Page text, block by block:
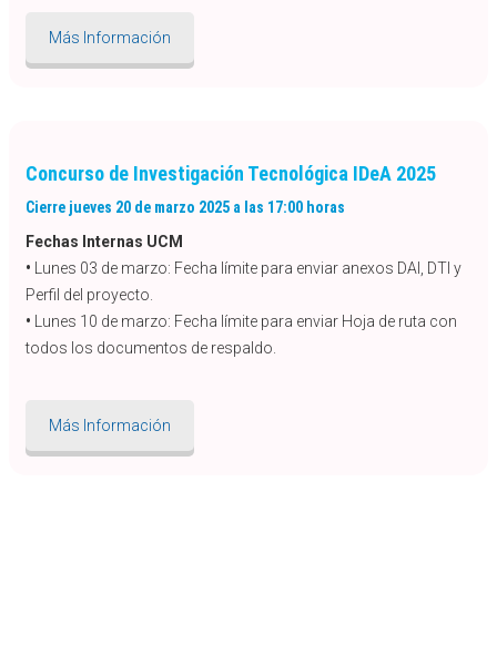
Más Información
Concurso de Investigación Tecnológica IDeA 2025
Cierre jueves 20 de marzo 2025 a las 17:00 horas
Fechas Internas UCM
• Lunes 03 de marzo: Fecha límite para enviar anexos DAI, DTI y
Perfil del proyecto.
• Lunes 10 de marzo: Fecha límite para enviar Hoja de ruta con
todos los documentos de respaldo.
Más Información